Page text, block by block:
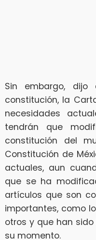
Sin embargo,
constitución, la
necesidades
tendrán que
constitución del
Constitución de
actuales, aun
que se ha
artículos que son
importantes, como
otros y que han
su momento.